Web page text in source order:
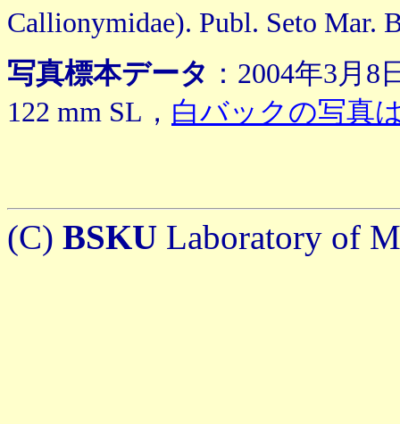
Callionymidae). Publ. Seto Mar.
写真標本データ ：2004年3月
122 mm SL， 白バックの写真
(C) BSKU Laboratory of